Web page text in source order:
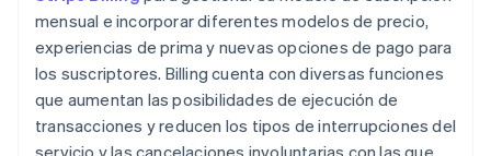
mensual e incorporar diferentes modelos de precio,
experiencias de prima y nuevas opciones de pago para
los suscriptores. Billing cuenta con diversas funciones
que aumentan las posibilidades de ejecución de
transacciones y reducen los tipos de interrupciones del
servicio y las cancelaciones involuntarias con las que